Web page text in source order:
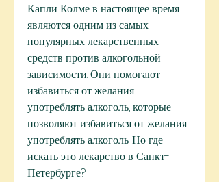
Капли Колме в настоящее время
являются одним из самых
популярных лекарственных
средств против алкогольной
зависимости. Они помогают
избавиться от желания
употреблять алкоголь, которые
позволяют избавиться от желания
употреблять алкоголь. Но где
искать это лекарство в Санкт-
Петербурге?